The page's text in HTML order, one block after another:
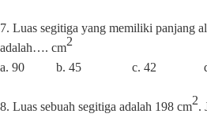
7. Luas segitiga yang memiliki panjang
adalah…. cm2
a. 90
b. 45 c. 42
8. Luas sebuah segitiga adalah 198 cm2.